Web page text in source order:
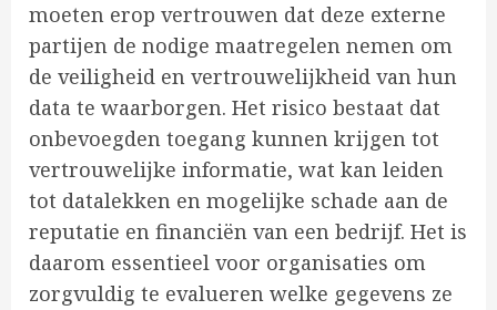
moeten erop vertrouwen dat deze externe
partijen de nodige maatregelen nemen om
de veiligheid en vertrouwelijkheid van hun
data te waarborgen. Het risico bestaat dat
onbevoegden toegang kunnen krijgen tot
vertrouwelijke informatie, wat kan leiden
tot datalekken en mogelijke schade aan de
reputatie en financiën van een bedrijf. Het is
daarom essentieel voor organisaties om
zorgvuldig te evalueren welke gegevens ze